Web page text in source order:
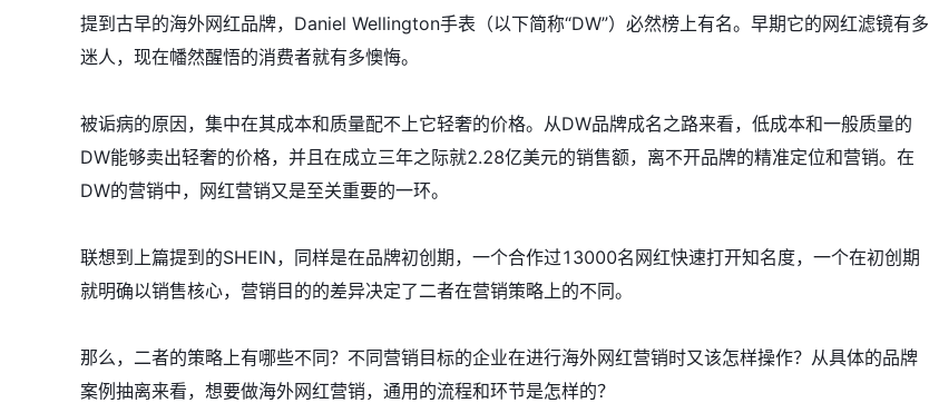
提到古早的海外网红品牌，Daniel Wellington手表（以下简称“DW”）必然榜上有名。早期它的网红滤镜有多
迷人，现在幡然醒悟的消费者就有多懊悔。
被诟病的原因，集中在其成本和质量配不上它轻奢的价格。从DW品牌成名之路来看，低成本和一般质量的
DW能够卖出轻奢的价格，并且在成立三年之际就2.28亿美元的销售额，离不开品牌的精准定位和营销。在
DW的营销中，网红营销又是至关重要的一环。
联想到上篇提到的SHEIN，同样是在品牌初创期，一个合作过13000名网红快速打开知名度，一个在初创期
就明确以销售核心，营销目的的差异决定了二者在营销策略上的不同。
那么，二者的策略上有哪些不同？不同营销目标的企业在进行海外网红营销时又该怎样操作？从具体的品牌
案例抽离来看，想要做海外网红营销，通用的流程和环节是怎样的？